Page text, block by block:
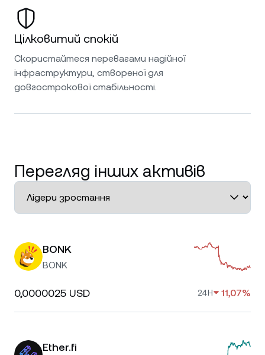
Цілковитий спокій
Скористайтеся перевагами надійної
інфраструктури, створеної для
довгострокової стабільності.
Перегляд інших активів
BONK
BONK
0,0000025 USD 24H 11,07%
Ether.fi